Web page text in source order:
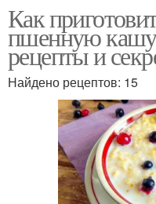
Как
пшенную кашу
рецепты и
Найдено рецептов: 15